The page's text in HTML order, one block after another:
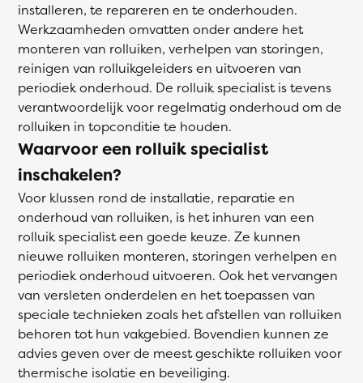
installeren, te repareren en te onderhouden.
Werkzaamheden omvatten onder andere het
monteren van rolluiken, verhelpen van storingen,
reinigen van rolluikgeleiders en uitvoeren van
periodiek onderhoud. De rolluik specialist is tevens
verantwoordelijk voor regelmatig onderhoud om de
rolluiken in topconditie te houden.
Waarvoor een rolluik specialist
inschakelen?
Voor klussen rond de installatie, reparatie en
onderhoud van rolluiken, is het inhuren van een
rolluik specialist een goede keuze. Ze kunnen
nieuwe rolluiken monteren, storingen verhelpen en
periodiek onderhoud uitvoeren. Ook het vervangen
van versleten onderdelen en het toepassen van
speciale technieken zoals het afstellen van rolluiken
behoren tot hun vakgebied. Bovendien kunnen ze
advies geven over de meest geschikte rolluiken voor
thermische isolatie en beveiliging.